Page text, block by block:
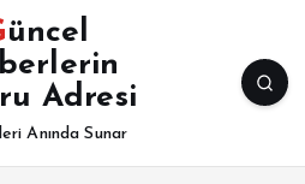
Adresi
Anında Sunar